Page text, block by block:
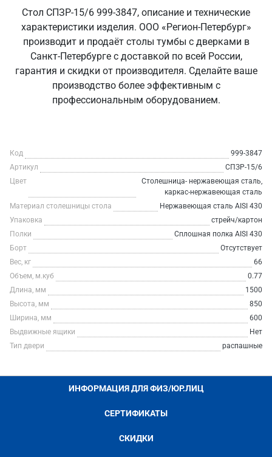
Стол СПЗР-15/6 999-3847, описание и технические
характеристики изделия. ООО «Регион-Петербург»
производит и продаёт столы тумбы с дверками в
Санкт‑Петербурге с доставкой по всей России,
гарантия и скидки от производителя. Сделайте ваше
производство более эффективным с
профессиональным оборудованием.
Код
999-3847
Артикул
СПЗР-15/6
Цвет
Столешница- нержавеющая сталь,
каркас-нержавеющая сталь
Материал столешницы стола
Нержавеющая сталь AISI 430
Упаковка
стрейч/картон
Полки
Сплошная полка AISI 430
Борт
Отсутствует
Вес, кг
66
Объем, м.куб
0.77
Длина, мм
1500
Высота, мм
850
Ширина, мм
600
Выдвижные ящики
Нет
Тип двери
распашные
ИНФОРМАЦИЯ ДЛЯ ФИЗ/ЮР.ЛИЦ
СЕРТИФИКАТЫ
СКИДКИ